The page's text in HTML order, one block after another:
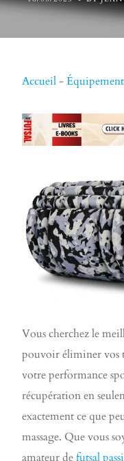
Accueil-
Vous cherchez le
pouvoir éliminer vos
votre performance
récupération en
exactement ce que
massage. Que vous
amateur defutsal